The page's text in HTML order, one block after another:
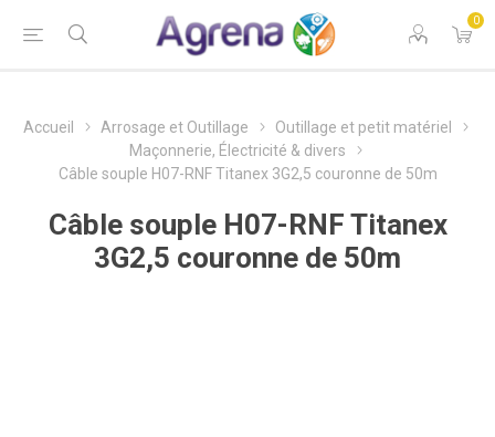
0
Accueil Arrosage et Outillage
Outillage et petit matériel
Maçonnerie, Électricité & divers
Câble souple H07-RNF Titanex 3G2,5 couronne de 50m
Câble souple H07-RNF Titanex
3G2,5 couronne de 50m